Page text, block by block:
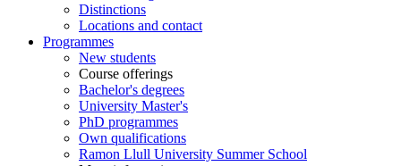
Distinctions
Locations and contact
Programmes
New students
Course offerings
Bachelor's degrees
University Master's
PhD programmes
Own qualifications
Ramon Llull University Summer School